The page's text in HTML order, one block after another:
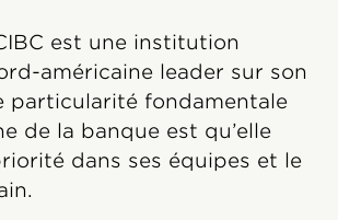
est une institution
américaine leader sur son
particularité fondamentale
de la banque est qu’elle
dans ses équipes et le